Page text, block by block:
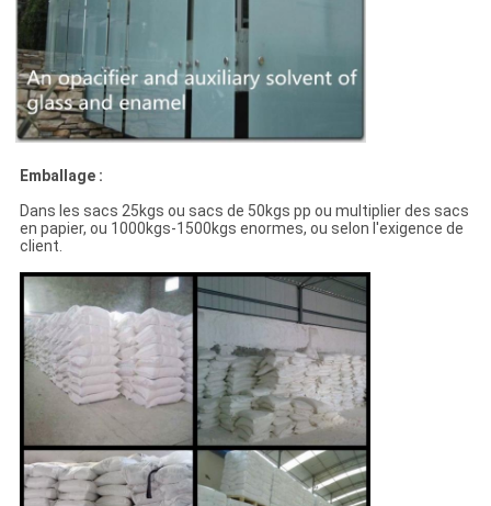
Emballage :
Dans les sacs 25kgs ou sacs de 50kgs pp ou multiplier des sacs
en papier, ou 1000kgs-1500kgs enormes, ou selon l'exigence de
client.